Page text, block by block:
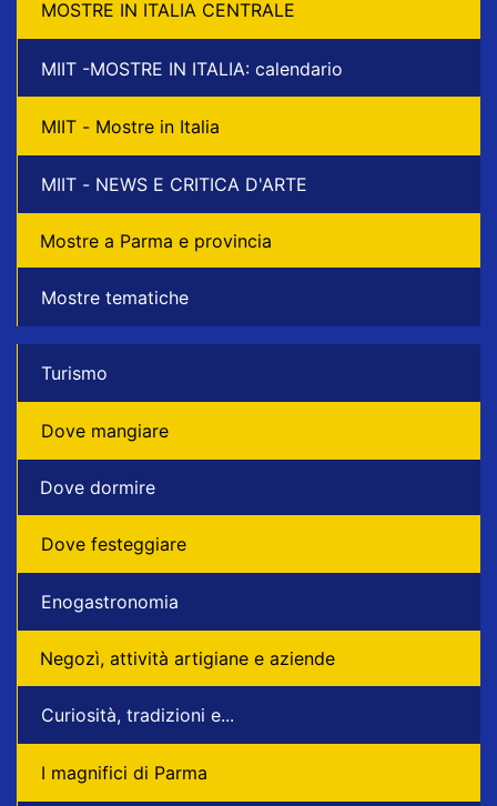
MOSTRE IN ITALIA CENTRALE
MIIT -MOSTRE IN ITALIA: calendario
MIIT - Mostre in Italia
MIIT - NEWS E CRITICA D'ARTE
Mostre a Parma e provincia
Mostre tematiche
Turismo
Dove mangiare
Dove dormire
Dove festeggiare
Enogastronomia
Negozì, attività artigiane e aziende
Curiosità, tradizioni e...
I magnifici di Parma